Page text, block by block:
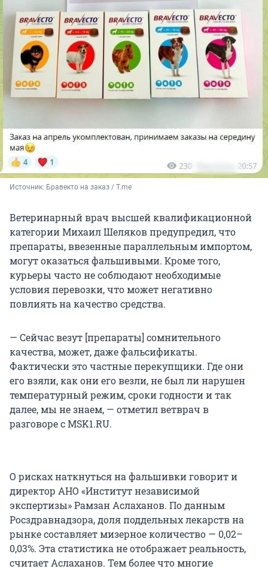
Источник: Бравекто на заказ / T.me
Ветеринарный врач высшей квалификационной
категории Михаил Шеляков предупредил, что
препараты, ввезенные параллельным импортом,
могут оказаться фальшивыми. Кроме того,
курьеры часто не соблюдают необходимые
условия перевозки, что может негативно
повлиять на качество средства.
— Сейчас везут [препараты] сомнительного
качества, может, даже фальсификаты.
Фактически это частные перекупщики. Где они
его взяли, как они его везли, не был ли нарушен
температурный режим, сроки годности и так
далее, мы не знаем, — отметил ветврач в
разговоре с MSK1.RU.
О рисках наткнуться на фальшивки говорит и
директор АНО «Институт независимой
экспертизы» Рамзан Аслаханов. По данным
Росздравнадзора, доля поддельных лекарств на
рынке составляет мизерное количество — 0,02–
0,03%. Эта статистика не отображает реальность,
считает Аслаханов. Тем более что многие